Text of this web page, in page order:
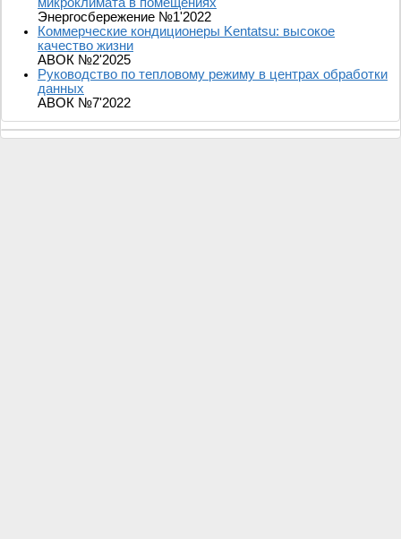
Энергосбережение №1'2022
Коммерческие кондиционеры Kentatsu: высокое
качество жизни
АВОК №2'2025
Руководство по тепловому режиму в центрах обработки
данных
АВОК №7'2022